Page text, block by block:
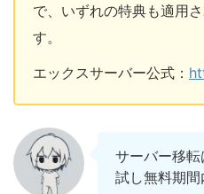
で、いずれの特典も適用
す。
エックスサーバー公式：
サーバー移
試し無料期間